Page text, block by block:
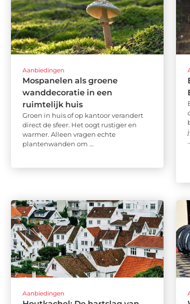
Aanbiedingen
Mospanelen als groene
wanddecoratie in een
ruimtelijk huis
Groen in huis of op kantoor verandert
direct de sfeer. Het oogt rustiger en
warmer. Alleen vragen echte
plantenwanden om ...
Aanbiedingen